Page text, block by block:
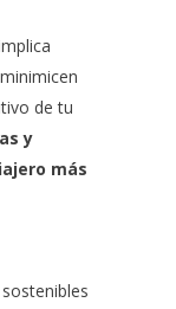
de tu
y
más